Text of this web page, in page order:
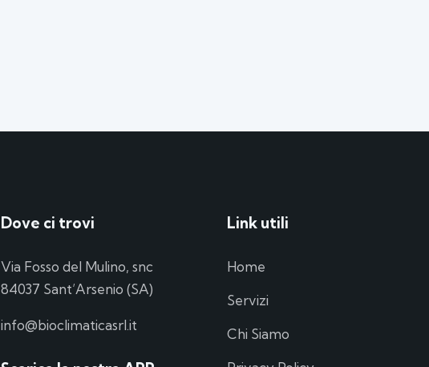
Dove ci trovi
Via Fosso del Mulino, snc
84037 Sant’Arsenio (SA)
info@bioclimaticasrl.it
Link utili
Home
Servizi
Chi Siamo